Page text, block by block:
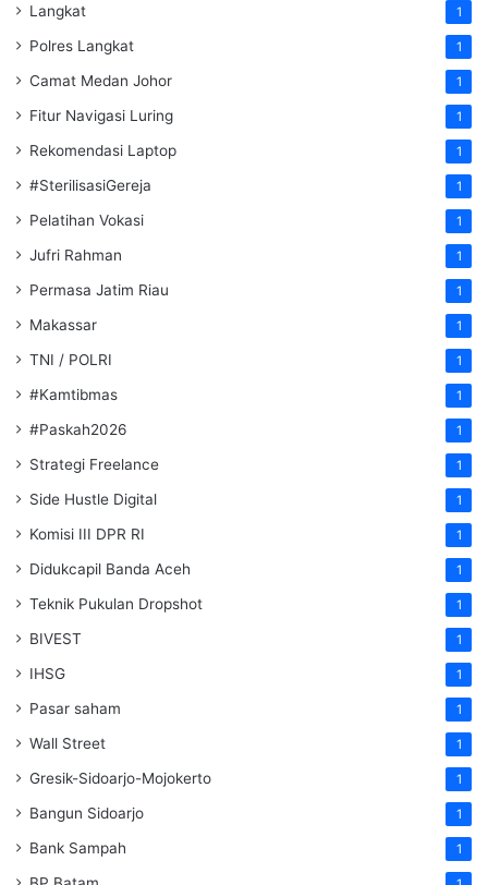
Langkat 1
Polres Langkat 1
Camat Medan Johor 1
Fitur Navigasi Luring 1
Rekomendasi Laptop 1
#SterilisasiGereja 1
Pelatihan Vokasi 1
Jufri Rahman 1
Permasa Jatim Riau 1
Makassar 1
TNI / POLRI 1
#Kamtibmas 1
#Paskah2026 1
Strategi Freelance 1
Side Hustle Digital 1
Komisi III DPR RI 1
Didukcapil Banda Aceh 1
Teknik Pukulan Dropshot 1
BIVEST 1
IHSG 1
Pasar saham 1
Wall Street 1
Gresik-Sidoarjo-Mojokerto 1
Bangun Sidoarjo 1
Bank Sampah 1